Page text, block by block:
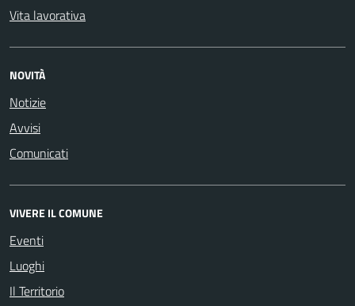
Vita lavorativa
NOVITÀ
Notizie
Avvisi
Comunicati
VIVERE IL COMUNE
Eventi
Luoghi
Il Territorio